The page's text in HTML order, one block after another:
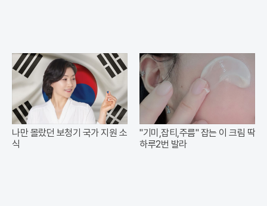
나만 몰랐던 보청기 국가 지원 소
식
"기미,잡티,주름" 잡는 이 크림 딱
하루2번 발라